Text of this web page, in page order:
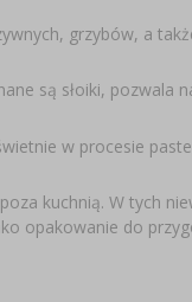
grzybów, a
są słoiki, pozwala
w procesie
kuchnią. W tych
opakowanie do